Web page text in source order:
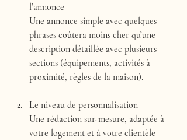
l’annonce
Une annonce simple avec quelques
phrases coûtera moins cher qu’une
description détaillée avec plusieurs
sections (équipements, activités à
proximité, règles de la maison).
Le niveau de personnalisation
Une rédaction sur-mesure, adaptée à
votre logement et à votre clientèle